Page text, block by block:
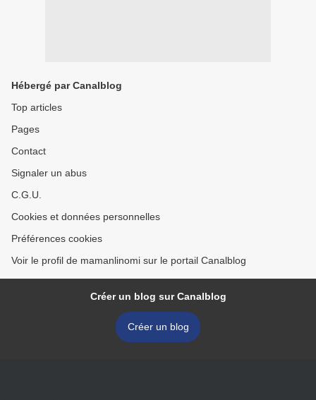
Hébergé par Canalblog
Top articles
Pages
Contact
Signaler un abus
C.G.U.
Cookies et données personnelles
Préférences cookies
Voir le profil de mamanlinomi sur le portail Canalblog
Créer un blog sur Canalblog
Créer un blog